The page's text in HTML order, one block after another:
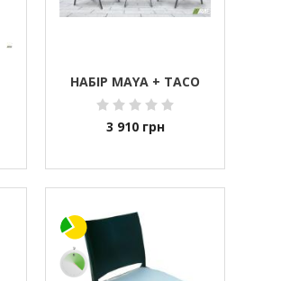
НАБІР MAYA + TACO
3 910 грн